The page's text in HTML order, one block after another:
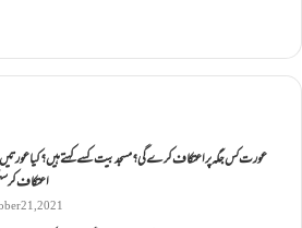
عورت کس جگہ پر اعتکاف کرے گی؟مسجد بیت کسے کہتے ہیں؟کیا
اعتکاف کر
21, 2021